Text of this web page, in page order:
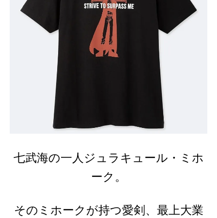
七武海の一人ジュラキュール・ミホ
ーク。
そのミホークが持つ愛剣、最上大業